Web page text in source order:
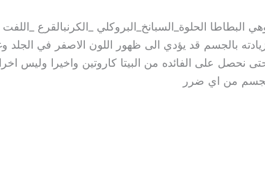
وهي البطاطا الحلوة_السبانخ_البروكلي _الكرنبالقرع
فزيادته بالجسم قد يؤدي الى ظهور اللون الاصفر في الجلد
نحصل على الفائده من البيتا كاروتين واخيرا وليس
من اي ضرر